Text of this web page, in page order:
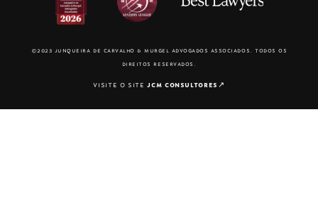
©2023 junqueira de carvalho & murgel advogados associados. todos os
direitos reservados.
visite o sitejcm consultores↗